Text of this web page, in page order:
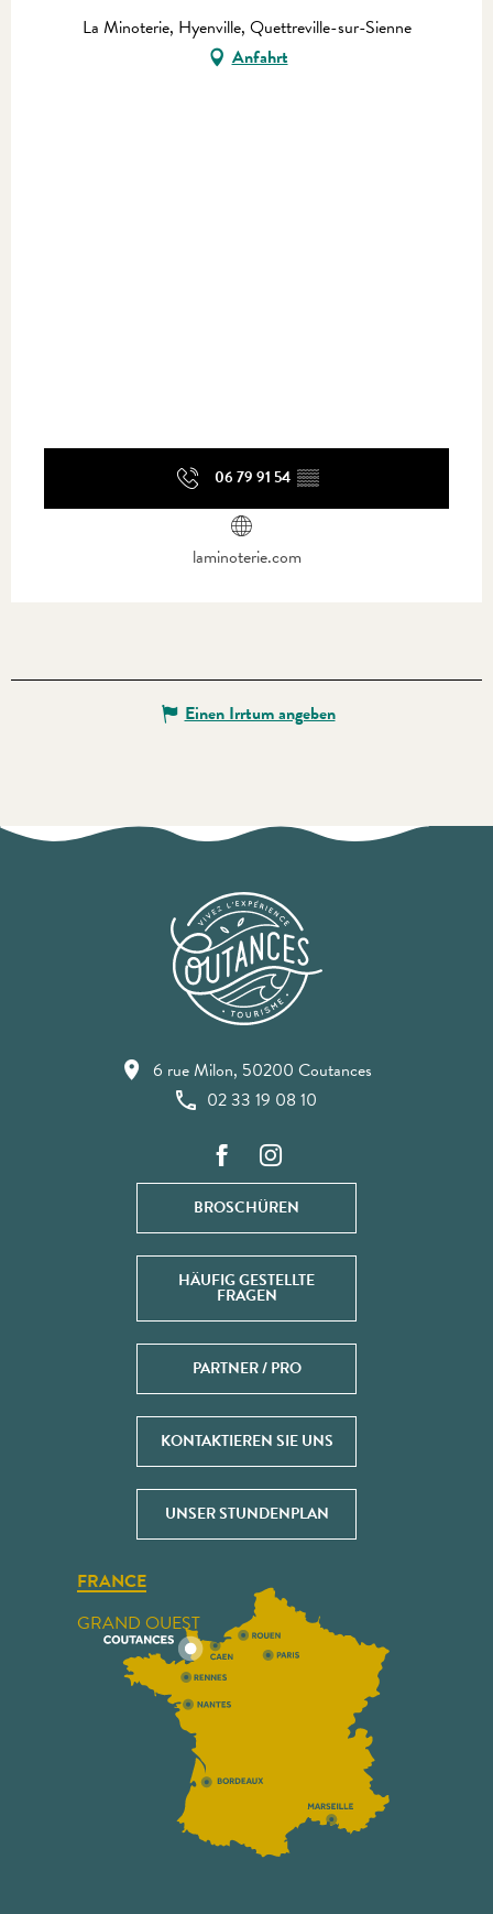
La Minoterie, Hyenville, Quettreville-sur-Sienne
Anfahrt
06 79 91 54 ▒▒
laminoterie.com
Einen Irrtum angeben
6 rue Milon, 50200 Coutances
02 33 19 08 10
BROSCHÜREN
HÄUFIG GESTELLTE
FRAGEN
PARTNER / PRO
KONTAKTIEREN SIE UNS
UNSER STUNDENPLAN
FRANCE
GRAND OUEST